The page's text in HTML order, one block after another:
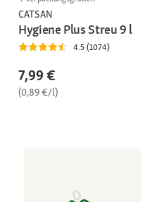
CATSAN
Hygiene Plus Streu 9 l
4.5 (1074)
7,99 €
(0,89 €/l)